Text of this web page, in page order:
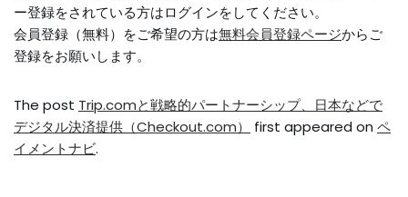
ー登録をされている方はログインをしてください。
会員登録（無料）をご希望の方は無料会員登録ページからご
登録をお願いします。
The post Trip.comと戦略的パートナーシップ、日本などで
デジタル決済提供（Checkout.com）
first appeared on ペ
イメントナビ.